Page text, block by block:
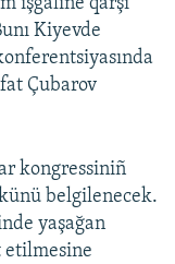
işğaline qarşı
Kiyevde
Çubarov
kongressiniñ
belgilenecek.
yaşağan
etilmesine